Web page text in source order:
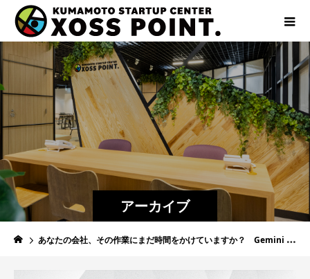
アーカイブ
あなたの会社、その作業にまだ時間をかけていますか？ Gemini × Google Workspace 実践AIセミナー ～会社のムダ作業を減らす実践活用術～